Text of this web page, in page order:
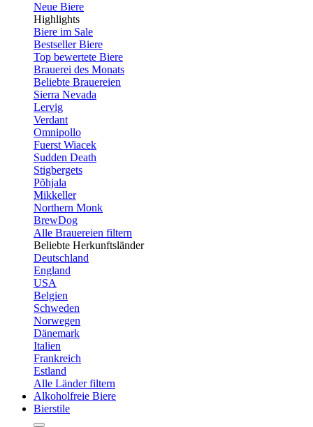
Neue Biere
Highlights
Biere im Sale
Bestseller Biere
Top bewertete Biere
Brauerei des Monats
Beliebte Brauereien
Sierra Nevada
Lervig
Verdant
Omnipollo
Fuerst Wiacek
Sudden Death
Stigbergets
Põhjala
Mikkeller
Northern Monk
BrewDog
Alle Brauereien filtern
Beliebte Herkunftsländer
Deutschland
England
USA
Belgien
Schweden
Norwegen
Dänemark
Italien
Frankreich
Estland
Alle Länder filtern
Alkoholfreie Biere
Bierstile